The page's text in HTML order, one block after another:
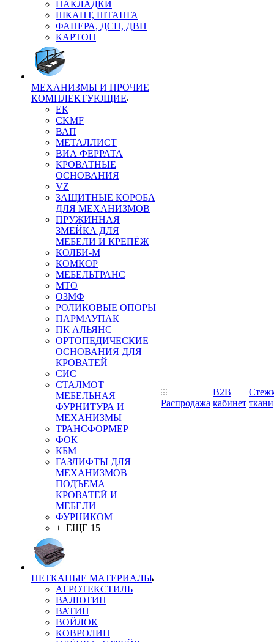
НАКЛАДКИ
ШКАНТ, ШТАНГА
ФАНЕРА, ДСП, ДВП
КАРТОН
МЕХАНИЗМЫ И ПРОЧИЕ
КОМПЛЕКТУЮЩИЕ
ЕК
CKMF
ВАП
МЕТАЛЛИСТ
ВИА ФЕРРАТА
КРОВАТНЫЕ
ОСНОВАНИЯ
VZ
ЗАЩИТНЫЕ КОРОБА
ДЛЯ МЕХАНИЗМОВ
ПРУЖИННАЯ
ЗМЕЙКА ДЛЯ
МЕБЕЛИ И КРЕПЁЖ
КОЛБИ-М
КОМКОР
МЕБЕЛЬТРАНС
MTO
ОЗМФ
РОЛИКОВЫЕ ОПОРЫ
ПАРМАУПАК
ПК АЛЬЯНС
ОРТОПЕДИЧЕСКИЕ
ОСНОВАНИЯ ДЛЯ
КРОВАТЕЙ
СИС
СТАЛМОТ
МЕБЕЛЬНАЯ
ФУРНИТУРА И
МЕХАНИЗМЫ
ТРАНСФОРМЕР
ФОК
КБМ
ГАЗЛИФТЫ ДЛЯ
МЕХАНИЗМОВ
ПОДЪЕМА
КРОВАТЕЙ И
МЕБЕЛИ
ФУРНИКОМ
+ ЕЩЕ 15
НЕТКАНЫЕ МАТЕРИАЛЫ
АГРОТЕКСТИЛЬ
ВАЛЮТИН
ВАТИН
ВОЙЛОК
КОВРОЛИН
Распродажа
B2B
кабинет ткани